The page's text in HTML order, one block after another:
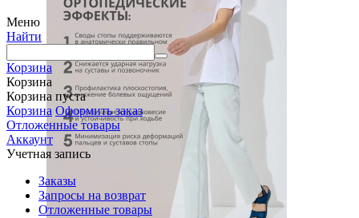
Меню
Найти
Корзина
Корзина
Корзина пуста
Корзина Оформить заказ
Отложенные товары
Аккаунт
Учетная запись
Заказы
Запросы на возврат
Отложенные товары